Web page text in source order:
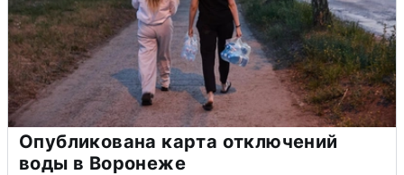
Опубликована карта отключений
воды в Воронеже